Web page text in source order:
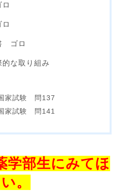
ゴロ
な取り組み
家試験 問137
家試験 問141
学部生にみてほ
。